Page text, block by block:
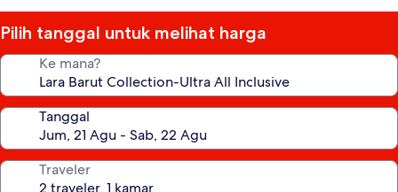
Pilih tanggal untuk melihat harga
Ke mana?
Tanggal
Traveler